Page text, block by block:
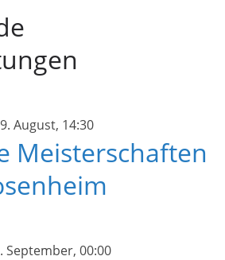
August, 14:30
Meisterschaften
September, 00:00